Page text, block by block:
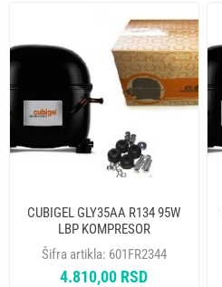
CUBIGEL GLY35AA R134 95W
LBP KOMPRESOR
Šifra artikla: 601FR2344
4.810,00 RSD